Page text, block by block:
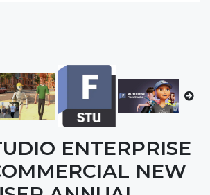
ENTERPRISE
NEW